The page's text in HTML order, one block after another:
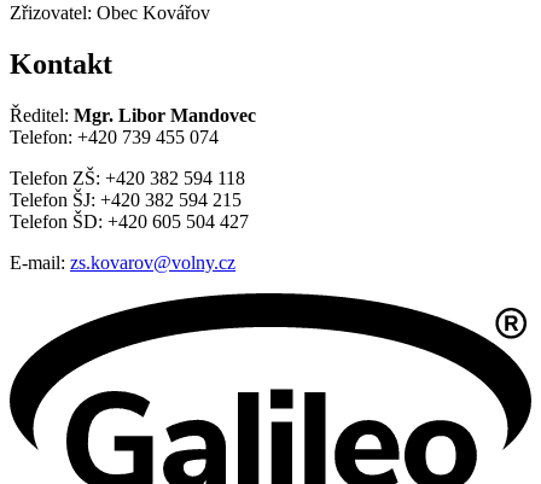
Zřizovatel: Obec Kovářov
Kontakt
Ředitel: Mgr. Libor Mandovec
Telefon: +420 739 455 074
Telefon ZŠ: +420 382 594 118
Telefon ŠJ: +420 382 594 215
Telefon ŠD: +420 605 504 427
E-mail: zs.kovarov@volny.cz